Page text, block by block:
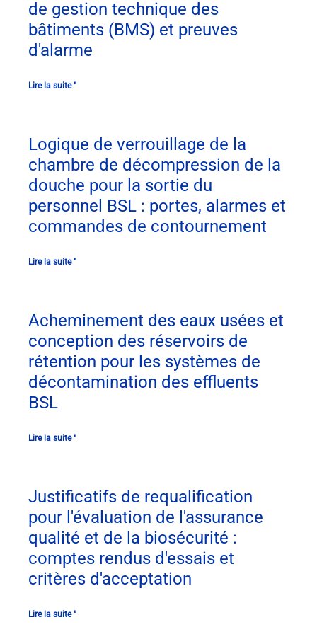
de gestion technique des
bâtiments (BMS) et preuves
d'alarme
Lire la suite "
Logique de verrouillage de la
chambre de décompression de la
douche pour la sortie du
personnel BSL : portes, alarmes et
commandes de contournement
Lire la suite "
Acheminement des eaux usées et
conception des réservoirs de
rétention pour les systèmes de
décontamination des effluents
BSL
Lire la suite "
Justificatifs de requalification
pour l'évaluation de l'assurance
qualité et de la biosécurité :
comptes rendus d'essais et
critères d'acceptation
Lire la suite "